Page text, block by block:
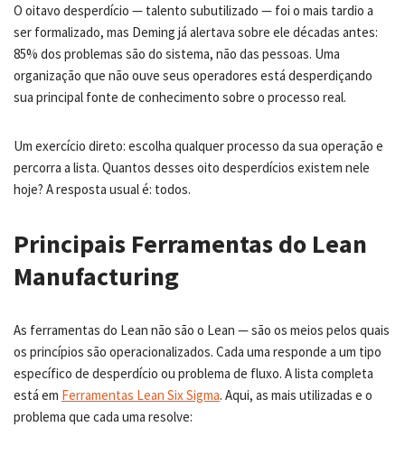
O oitavo desperdício — talento subutilizado — foi o mais tardio a
ser formalizado, mas Deming já alertava sobre ele décadas antes:
85% dos problemas são do sistema, não das pessoas. Uma
organização que não ouve seus operadores está desperdiçando
sua principal fonte de conhecimento sobre o processo real.
Um exercício direto: escolha qualquer processo da sua operação e
percorra a lista. Quantos desses oito desperdícios existem nele
hoje? A resposta usual é: todos.
Principais Ferramentas do Lean
Manufacturing
As ferramentas do Lean não são o Lean — são os meios pelos quais
os princípios são operacionalizados. Cada uma responde a um tipo
específico de desperdício ou problema de fluxo. A lista completa
está em Ferramentas Lean Six Sigma. Aqui, as mais utilizadas e o
problema que cada uma resolve: